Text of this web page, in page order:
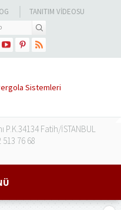
TANITIM VIDEOSU
P.K.34134 Fatih/İSTANBUL
513 76 68